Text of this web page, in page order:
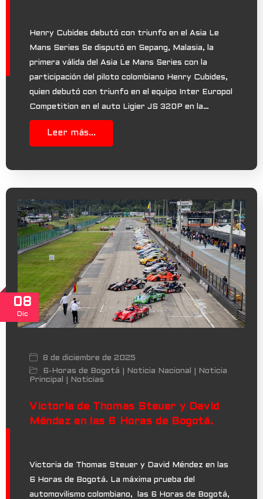
Henry Cubides debutó con triunfo en el Asia Le
Mans Series Se disputó en Sepang, Malasia, la
primera válida del Asia Le Mans Series con la
participación del piloto colombiano Henry Cubides,
quien debutó con triunfo en el equipo Inter Europol
Competition en el auto Ligier JS 320P en la…
Leer más...
08
Dic
8 de diciembre de 2025
6-Horas de Bogotá
Noticia Nacional
Noticia
Principal
Noticias
Victoria de Thomas Steuer y David
Méndez en las 6 Horas de Bogotá.
Victoria de Thomas Steuer y David Méndez en las
6 Horas de Bogotá. La máxima prueba del
automovilismo colombiano, las 6 Horas de Bogotá,